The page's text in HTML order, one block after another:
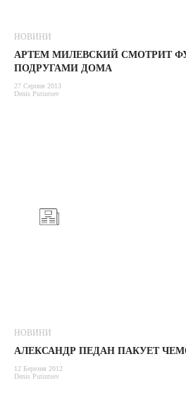
НОВИНИ
АРТЕМ МИЛЕВСКИЙ СМОТРИТ
ПОДРУГАМИ ДОМА
27 Серпня 2013
Denis Putintsev
НОВИНИ
АЛЕКСАНДР ПЕДАН ПАКУЕТ
12 Березня 2012
Denis Putintsev